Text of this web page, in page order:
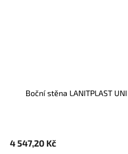
boční stěna LANITPLAST
4 547,20 Kč